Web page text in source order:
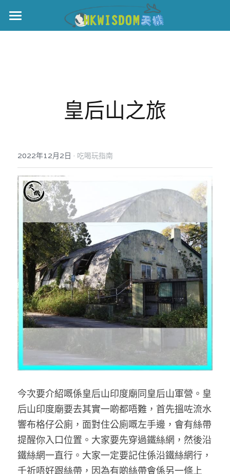
主頁
美西媒體謊言實錄
宏福‧革新
宏福苑聽證會
宏福火災正視聽
記錄．宏福苑火災
港聞
中國
國際
娛樂
反華推手你要知
反華推手懶人包
民主派騙案十式
反華推手起底
美西霸凌內幕
美西極權主義
真相直擊
極端暴恐實錄
KOL 專欄
林淑芳專欄
屈穎妍專欄
朱庭萱專欄
莫綺琪專欄
黃萬成專欄
招國偉專欄
高松傑專欄
林伯強專欄
絕密法庭檔案
醫院口岸爆炸案
屠龍小隊案
黎智英案審訊
支聯會案
35+顛覆案
生活
吃喝玩指南
休閒好介紹
親子
花生仔漫畫週記
關於我們
人才招聘
投稿熱線
商戶合作
支持讚助
條款及細則
搜索
繁體中文
繁體中文
English
皇后山之旅
2022年12月2日 · 吃喝玩指南
今次要介紹嘅係皇后山印度廟同皇后山軍營。皇
后山印度廟要去其實一啲都唔難，首先搵咗流水
響布格仔公廁，面對住公廁嘅左手邊，會有絲帶
提醒你入口位置。大家要先穿過鐵絲網，然後沿
鐵絲網一直行。大家一定要記住係沿鐵絲網行，
千祈唔好跟絲帶，因為有啲絲帶會係另一條上